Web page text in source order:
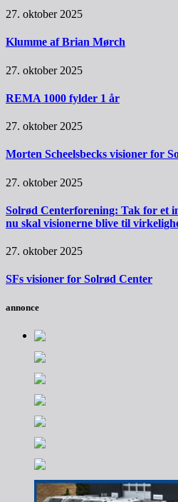
27. oktober 2025
Klumme af Brian Mørch
27. oktober 2025
REMA 1000 fylder 1 år
27. oktober 2025
Morten Scheelsbecks visioner for
27. oktober 2025
Solrød Centerforening: Tak for et
nu skal visionerne blive til
27. oktober 2025
SFs visioner for Solrød Center
annonce